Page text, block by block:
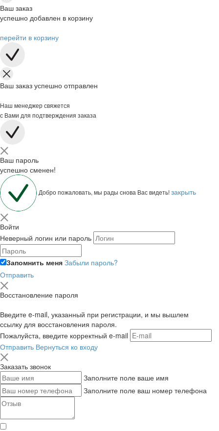
Ваш заказ
успешно добавлен в корзину
перейти в корзину
Ваш заказ успешно отправлен
Наш менеджер свяжется
с Вами для подтверждения заказа
Ваш пароль
успешно сменен!
Добро пожаловать, мы рады снова Вас видеть!закрыть
Войти
Неверный логин или пароль
Запомнить меня Забыли пароль?
Отправить
Восстановление пароля
Введите e-mail, указанный при регистрации, и мы вышлем
ссылку для восстановления пароля.
Пожалуйста, введите корректный e-mail
Отправить Вернуться ко входу
Заказать звонок
Заполните поле ваше имя
Заполните поле ваш номер телефона